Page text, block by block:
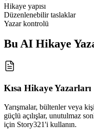
Hikaye yapısı
Düzenlenebilir taslaklar
Yazar kontrolü
Bu AI Hikaye
Kısa Hikaye Yazarları
Yarışmalar, bültenler veya
güçlü açılışlar, unutulmaz
için Story321'i kullanın.